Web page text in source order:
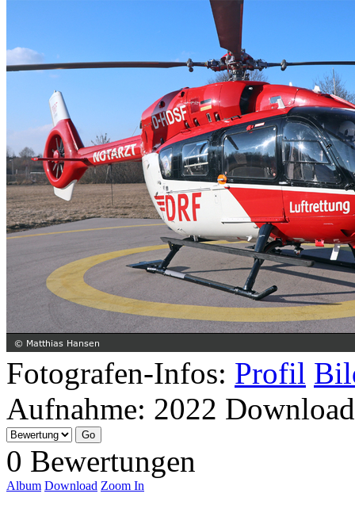
Fotografen-Infos: Profil
Aufnahme: 2022
0 Bewertungen
Album Download Zoom In